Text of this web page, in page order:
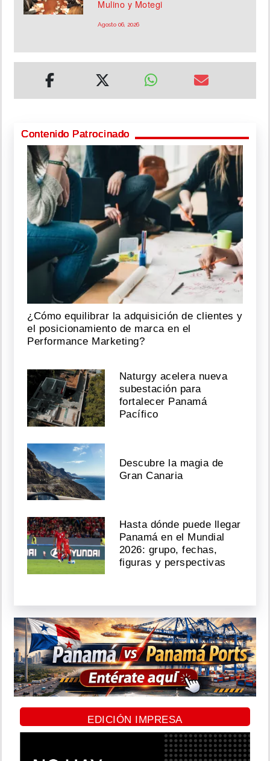
Mulino y Motegi
Agosto 06, 2026
Contenido Patrocinado
¿Cómo equilibrar la adquisición de clientes y
el posicionamiento de marca en el
Performance Marketing?
Naturgy acelera nueva
subestación para
fortalecer Panamá
Pacífico
Descubre la magia de
Gran Canaria
Hasta dónde puede llegar
Panamá en el Mundial
2026: grupo, fechas,
figuras y perspectivas
EDICIÓN IMPRESA